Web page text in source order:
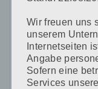
E-Mail-Adresse
Wir freuen uns
unserem
Internetseiten
Angabe
Sofern eine
Services